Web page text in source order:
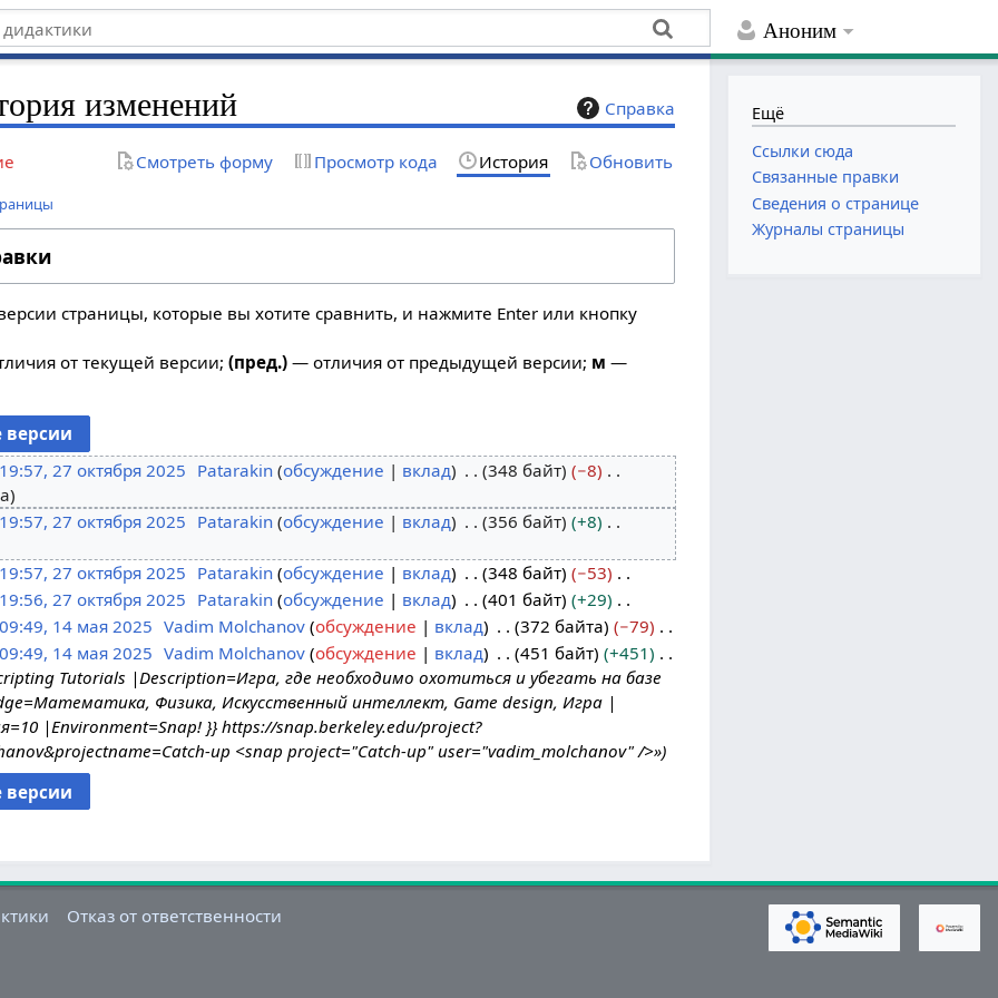
Аноним
Справка
изменений
Смотреть форму Просмотр кода История Обновить
страницы, которые вы хотите сравнить, и нажмите Enter или кнопку
от текущей версии;(пред.) — отличия от предыдущей версии; м —
19:57, 27 октября 2025 Patarakin обсуждение вклад 348 байт
−8
19:57, 27 октября 2025 Patarakin обсуждение вклад 356 байт
+8
19:57, 27 октября 2025 Patarakin обсуждение вклад 348 байт
−53
19:56, 27 октября 2025 Patarakin обсуждение вклад 401 байт
+29
09:49, 14 мая 2025 Vadim Molchanov обсуждение вклад 372 байта
−79
09:49, 14 мая 2025 Vadim Molchanov обсуждение вклад 451 байт
+451
Tutorials |Description=Игра, где необходимо охотиться и убегать на базе
Физика, Искусственный интеллект, Game design, Игра |
|Environment=Snap! }} https://snap.berkeley.edu/project?
up <snap project="Catch-up" user="vadim_molchanov" />»
Ещё
Ссылки сюда
Связанные правки
Сведения о странице
Журналы страницы
Отказ от ответственности